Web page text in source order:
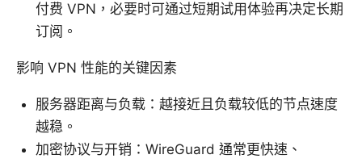
付费 VPN，必要时可通过短期试用体验再决定长期
订阅。
影响 VPN 性能的关键因素
服务器距离与负载：越接近且负载较低的节点速度
越稳。
加密协议与开销：WireGuard 通常更快速、